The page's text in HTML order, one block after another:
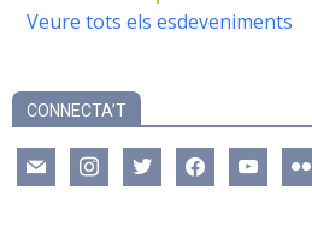
Veure tots els esdeveniments
CONNECTA’T
mail instagramtwitter facebookyoutube flickr